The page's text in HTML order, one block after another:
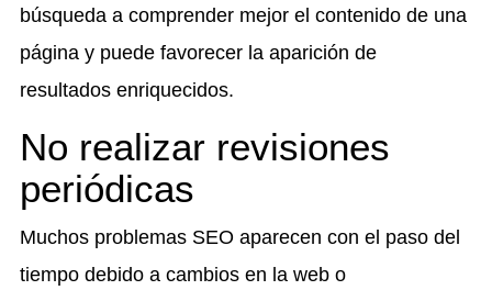
búsqueda a comprender mejor el contenido de una
página y puede favorecer la aparición de
resultados enriquecidos.
No realizar revisiones
periódicas
Muchos problemas SEO aparecen con el paso del
tiempo debido a cambios en la web o